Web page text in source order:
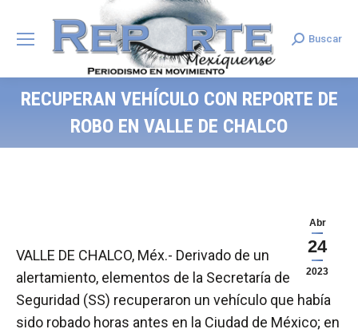
Search:
Buscar
RECUPERAN VEHÍCULO CON REPORTE DE
ROBO EN VALLE DE CHALCO
Abr
24
2023
VALLE DE CHALCO, Méx.- Derivado de un
alertamiento, elementos de la Secretaría de
Seguridad (SS) recuperaron un vehículo que había
sido robado horas antes en la Ciudad de México; en